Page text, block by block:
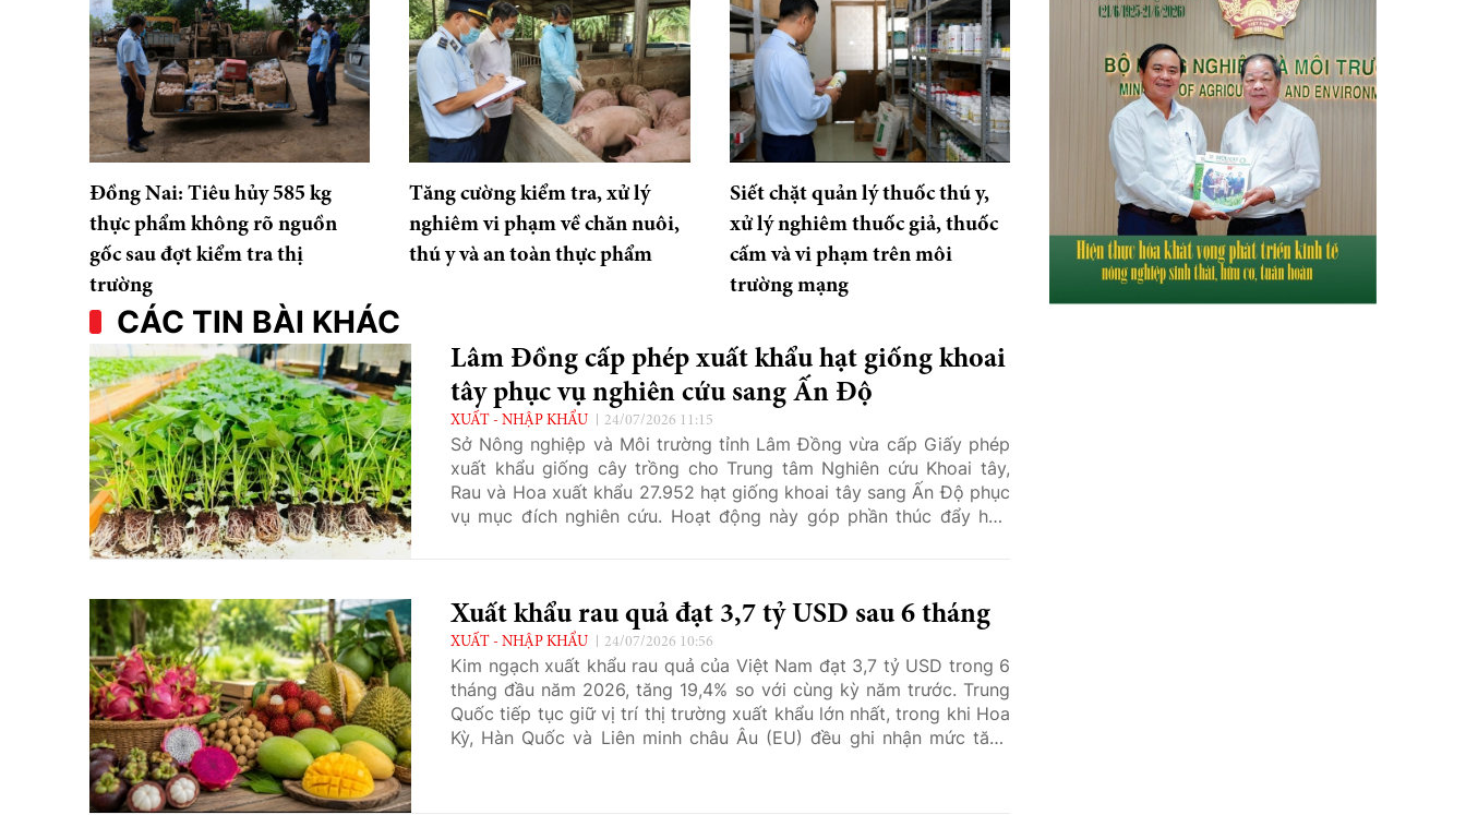
Đồng Nai: Tiêu hủy 585 kg
thực phẩm không rõ nguồn
gốc sau đợt kiểm tra thị
trường
Tăng cường kiểm tra, xử lý
nghiêm vi phạm về chăn nuôi,
thú y và an toàn thực phẩm
Siết chặt quản lý thuốc thú y,
xử lý nghiêm thuốc giả, thuốc
cấm và vi phạm trên môi
trường mạng
CÁC TIN BÀI KHÁC
Lâm Đồng cấp phép xuất khẩu hạt giống khoai
tây phục vụ nghiên cứu sang Ấn Độ
XUẤT - NHẬP KHẨU 24/07/2026 11:15
Sở Nông nghiệp và Môi trường tỉnh Lâm Đồng vừa cấp Giấy phép
xuất khẩu giống cây trồng cho Trung tâm Nghiên cứu Khoai tây,
Rau và Hoa xuất khẩu 27.952 hạt giống khoai tây sang Ấn Độ phục
vụ mục đích nghiên cứu. Hoạt động này góp phần thúc đẩy hợp
điều kiện sản xuất nông nghiệp.
Xuất khẩu rau quả đạt 3,7 tỷ USD sau 6 tháng
XUẤT - NHẬP KHẨU 24/07/2026 10:56
Kim ngạch xuất khẩu rau quả của Việt Nam đạt 3,7 tỷ USD trong 6
tháng đầu năm 2026, tăng 19,4% so với cùng kỳ năm trước. Trung
Quốc tiếp tục giữ vị trí thị trường xuất khẩu lớn nhất, trong khi Hoa
Kỳ, Hàn Quốc và Liên minh châu Âu (EU) đều ghi nhận mức tăng